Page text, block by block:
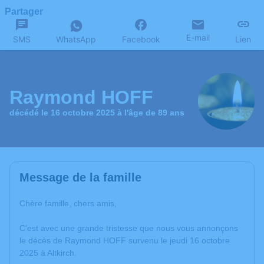
Partager
SMS WhatsApp Facebook E-mail Lien
Raymond HOFF
décédé le 16 octobre 2025 à l'âge de 89 ans
Message de la famille
Chère famille, chers amis,
C’est avec une grande tristesse que nous vous annonçons
le décès de Raymond HOFF survenu le jeudi 16 octobre
2025 à Altkirch.